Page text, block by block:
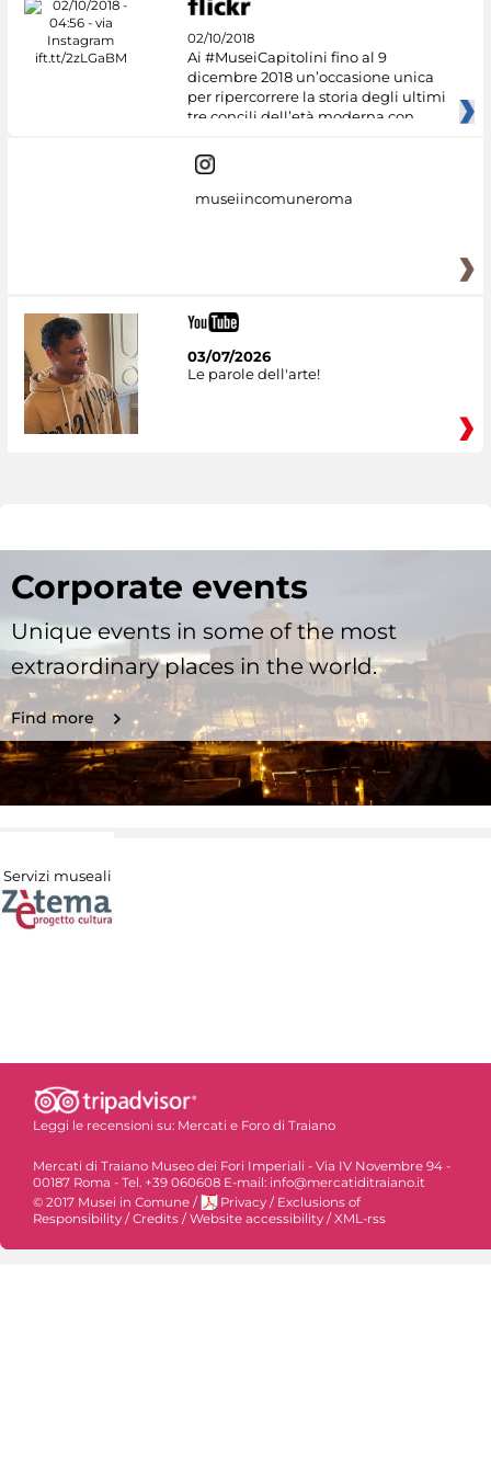
02/10/2018
Ai #MuseiCapitolini fino al 9
dicembre 2018 un’occasione unica
per ripercorrere la storia degli ultimi
tre concili dell’età moderna con
museiincomuneroma
03/07/2026
Le parole dell'arte!
Corporate events
Unique events in some of the most
extraordinary places in the world.
Find more
Servizi museali
Leggi le recensioni su: Mercati e Foro di Traiano
Mercati di Traiano Museo dei Fori Imperiali - Via IV Novembre 94 -
00187 Roma - Tel. +39 060608 E-mail: info@mercatiditraiano.it
© 2017 Musei in Comune / Privacy / Exclusions of
Responsibility / Credits / Website accessibility / XML-rss